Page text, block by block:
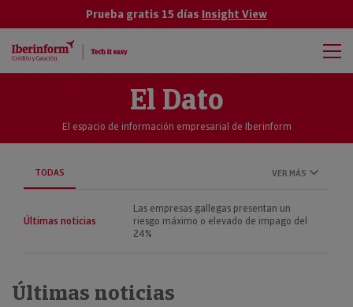
Prueba gratis 15 días Insight View
El Dato
El espacio de información empresarial de Iberinform
TODAS VER MÁS
Últimas noticias
Las empresas gallegas presentan un
riesgo máximo o elevado de impago del
24%
Últimas noticias